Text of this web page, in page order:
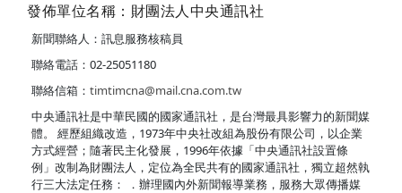
發佈單位名稱：財團法人中央通訊社
新聞聯絡人：訊息服務核稿員
聯絡電話：02-25051180
聯絡信箱： timtimcna@mail.cna.com.tw
中央通訊社是中華民國的國家通訊社，是台灣最具影響力的新聞媒
體。 經歷組織改造，1973年中央社改組為股份有限公司，以企業
方式經營；隨著民主化發展，1996年依據「中央通訊社設置條
例」改制為財團法人，定位為全民共有的國家通訊社，獨立超然執
行三大法定任務： ．辦理國內外新聞報導業務，服務大眾傳播媒